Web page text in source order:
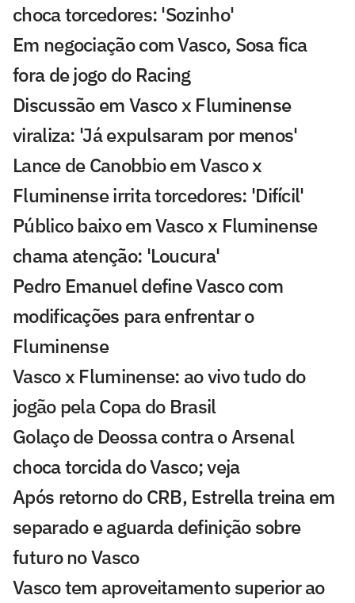
choca torcedores: 'Sozinho'
Em negociação com Vasco, Sosa fica
fora de jogo do Racing
Discussão em Vasco x Fluminense
viraliza: 'Já expulsaram por menos'
Lance de Canobbio em Vasco x
Fluminense irrita torcedores: 'Difícil'
Público baixo em Vasco x Fluminense
chama atenção: 'Loucura'
Pedro Emanuel define Vasco com
modificações para enfrentar o
Fluminense
Vasco x Fluminense: ao vivo tudo do
jogão pela Copa do Brasil
Golaço de Deossa contra o Arsenal
choca torcida do Vasco; veja
Após retorno do CRB, Estrella treina em
separado e aguarda definição sobre
futuro no Vasco
Vasco tem aproveitamento superior ao